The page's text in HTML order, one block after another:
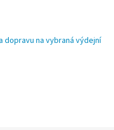
dopravu na vybraná výdejní